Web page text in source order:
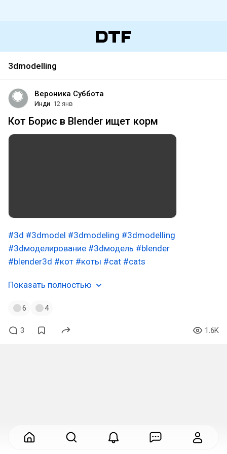
3dmodelling
Вероника Суббота
Инди 12 янв
Кот Борис в Blender ищет корм
#3d #3dmodel #3dmodeling #3dmodelling
#3dмоделирование #3dмодель #blender
#blender3d #кот #коты #cat #cats
Показать полностью
6 4
3 1.6K